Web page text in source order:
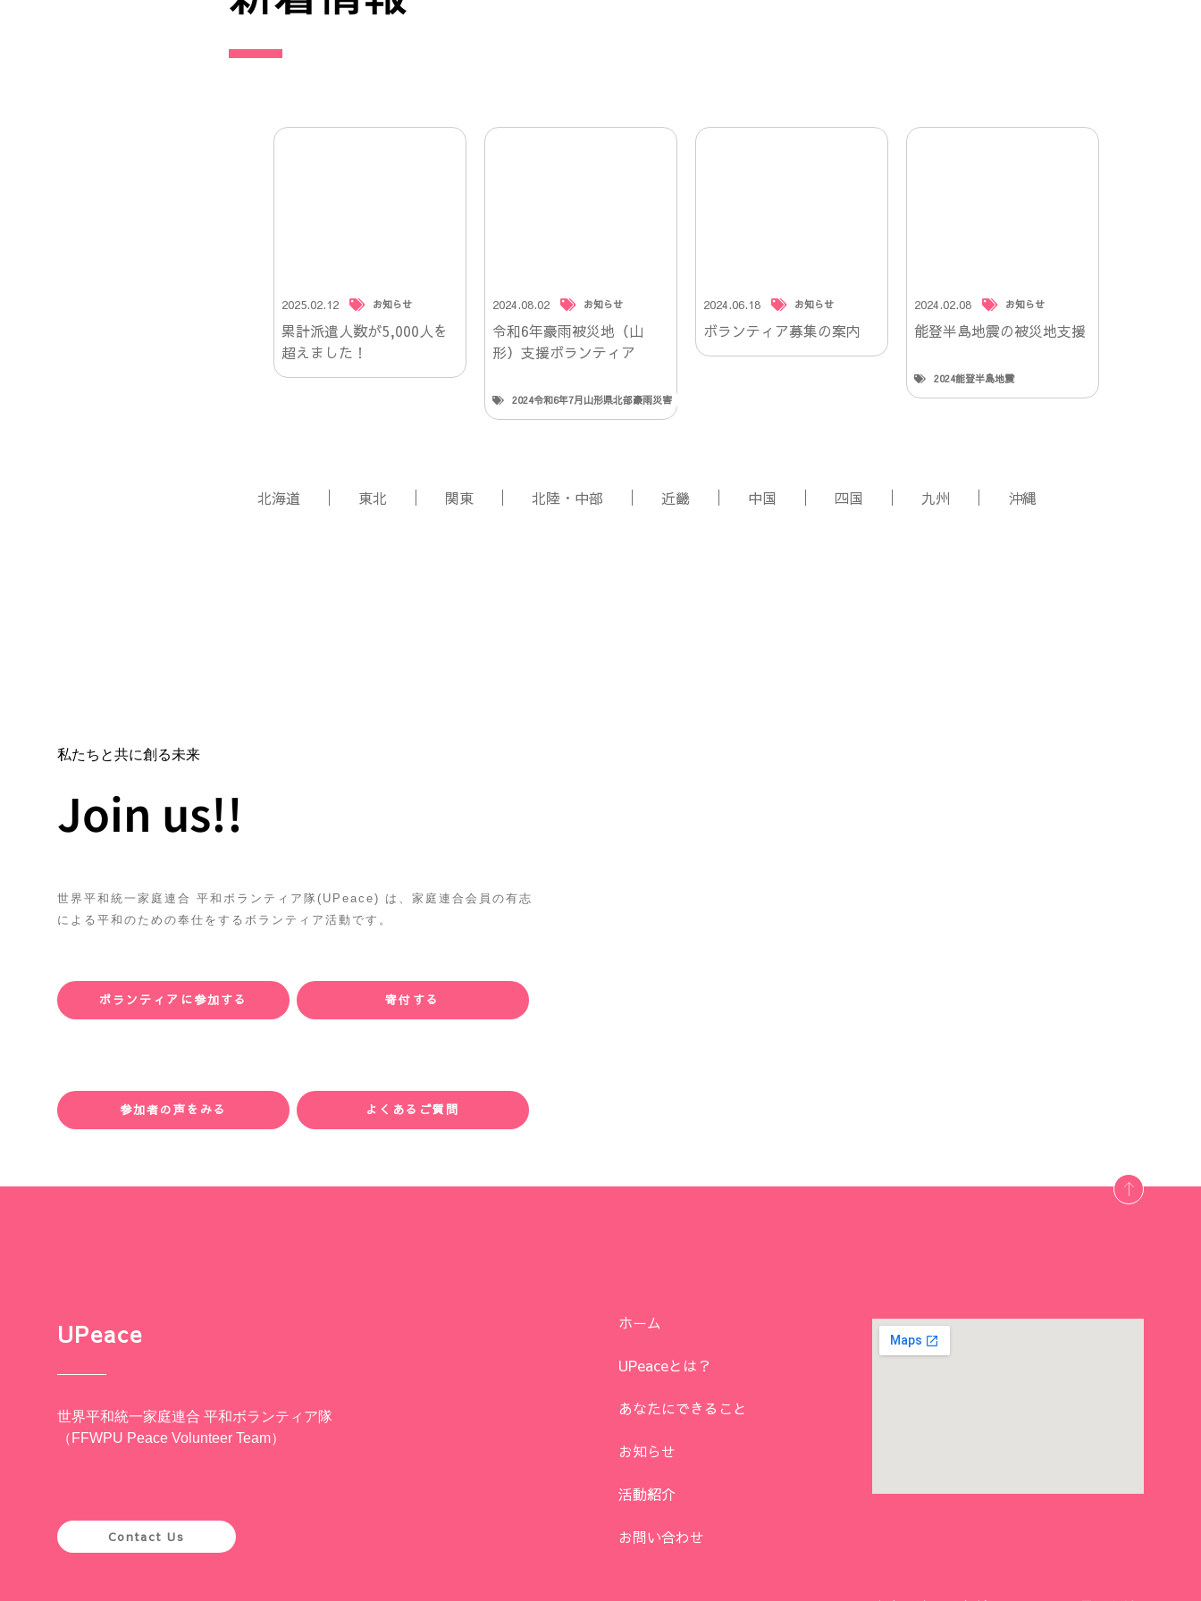
2025.02.12 お知らせ
累計派遣人数が5,000人を
超えました！
2024.08.02 お知らせ
令和6年豪雨被災地（山
形）支援ボランティア
2024令和6年7月山形県北部豪雨災害
2024.06.18 お知らせ
ボランティア募集の案内
2024.02.08 お知らせ
能登半島地震の被災地支援
2024能登半島地震
北海道 東北 関東 北陸・中部 近畿 中国 四国 九州 沖縄
私たちと共に創る未来
Join us!!
世界平和統一家庭連合 平和ボランティア隊(UPeace) は、家庭連合会員の有志
による平和のための奉仕をするボランティア活動です。
ボランティアに参加する 寄付する
参加者の声をみる よくあるご質問
UPeace
世界平和統一家庭連合 平和ボランティア隊
（FFWPU Peace Volunteer Team）
Contact Us
ホーム
UPeaceとは？
あなたにできること
お知らせ
活動紹介
お問い合わせ